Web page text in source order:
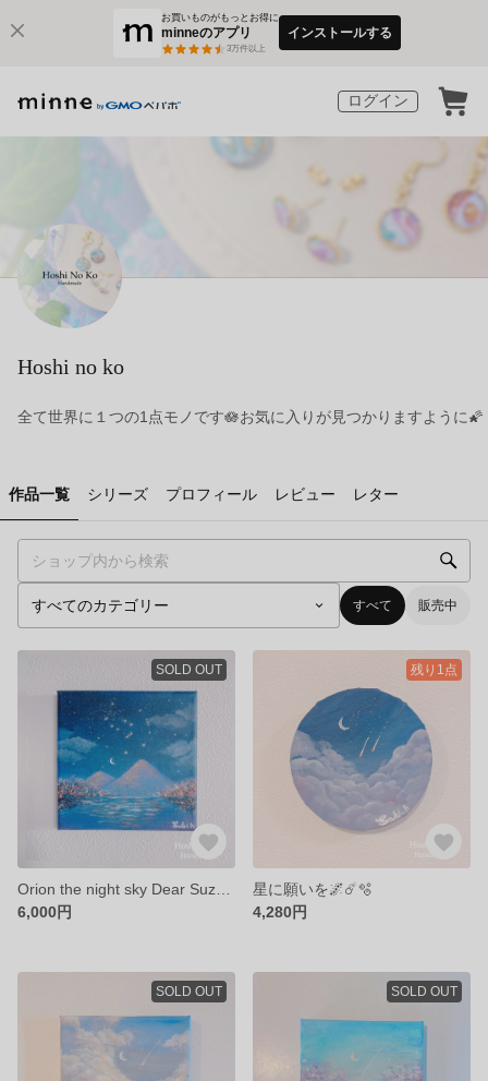
お買いものがもっとお得に
minneのアプリ
3万件以上
インストールする
ログイン
Hoshi no ko
全て世界に１つの1点モノです🪷お気に入りが見つかりますように🌠
作品一覧 シリーズ プロフィール レビュー レター
すべて 販売中
SOLD OUT
6,000円
残り1点
星に願いを🌌☄️🫧
4,280円
SOLD OUT SOLD OUT